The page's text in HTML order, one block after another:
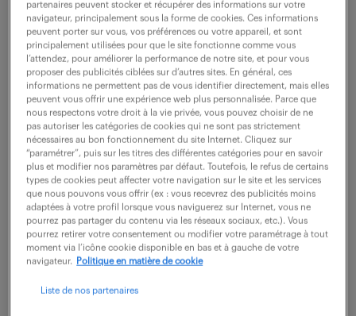
6 août 2026
Meru (60) CDI 34 000 - 36 000 € / an
Rattaché(e) à la Direction Financière, vous êtes le
garant de la production, de la régularité et de la
fiabilité complète du processus de facturation pour
un portefeuille diversifié de...
voir l'offre
partenaires peuvent stocker et récupérer des informations sur votre
navigateur, principalement sous la forme de cookies. Ces informations
peuvent porter sur vous, vos préférences ou votre appareil, et sont
principalement utilisées pour que le site fonctionne comme vous
l’attendez, pour améliorer la performance de notre site, et pour vous
proposer des publicités ciblées sur d’autres sites. En général, ces
informations ne permettent pas de vous identifier directement, mais elles
peuvent vous offrir une expérience web plus personnalisée. Parce que
nous respectons votre droit à la vie privée, vous pouvez choisir de ne
pas autoriser les catégories de cookies qui ne sont pas strictement
nécessaires au bon fonctionnement du site Internet. Cliquez sur
“paramétrer”, puis sur les titres des différentes catégories pour en savoir
plus et modifier nos paramètres par défaut. Toutefois, le refus de certains
types de cookies peut affecter votre navigation sur le site et les services
que nous pouvons vous offrir (ex : vous recevrez des publicités moins
adaptées à votre profil lorsque vous naviguerez sur Internet, vous ne
pourrez pas partager du contenu via les réseaux sociaux, etc.). Vous
pourrez retirer votre consentement ou modifier votre paramétrage à tout
moment via l’icône cookie disponible en bas et à gauche de votre
navigateur.
Politique en matière de cookie
Liste de nos partenaires